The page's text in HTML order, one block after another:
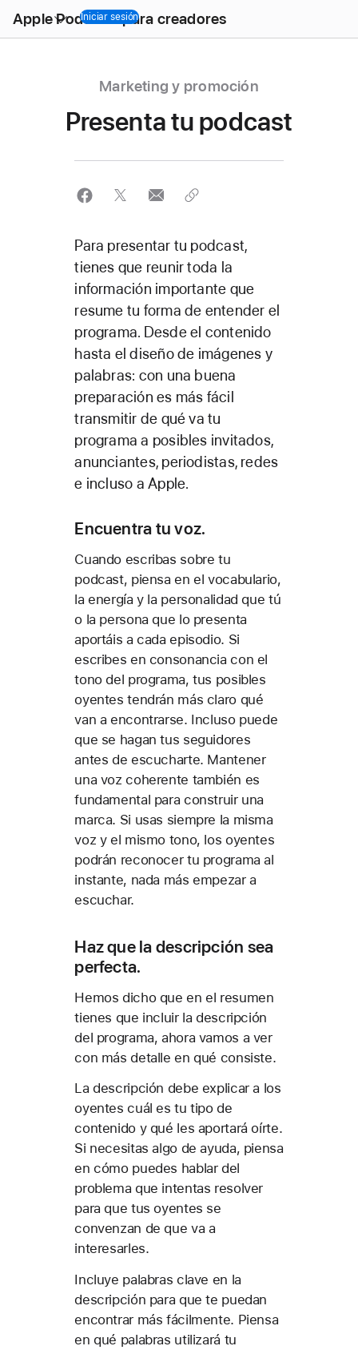
Apple Podcasts para creadores
Menu
Iniciar sesión
Marketing y promoción
Presenta tu podcast
Para presentar tu podcast,
tienes que reunir toda la
información importante que
resume tu forma de entender el
programa. Desde el contenido
hasta el diseño de imágenes y
palabras: con una buena
preparación es más fácil
transmitir de qué va tu
programa a posibles invitados,
anunciantes, periodistas, redes
e incluso a Apple.
Encuentra tu voz.
Cuando escribas sobre tu
podcast, piensa en el vocabulario,
la energía y la personalidad que tú
o la persona que lo presenta
aportáis a cada episodio. Si
escribes en consonancia con el
tono del programa, tus posibles
oyentes tendrán más claro qué
van a encontrarse. Incluso puede
que se hagan tus seguidores
antes de escucharte. Mantener
una voz coherente también es
fundamental para construir una
marca. Si usas siempre la misma
voz y el mismo tono, los oyentes
podrán reconocer tu programa al
instante, nada más empezar a
escuchar.
Haz que la descripción sea
perfecta.
Hemos dicho que en el resumen
tienes que incluir la descripción
del programa, ahora vamos a ver
con más detalle en qué consiste.
La descripción debe explicar a los
oyentes cuál es tu tipo de
contenido y qué les aportará oírte.
Si necesitas algo de ayuda, piensa
en cómo puedes hablar del
problema que intentas resolver
para que tus oyentes se
convenzan de que va a
interesarles.
Incluye palabras clave en la
descripción para que te puedan
encontrar más fácilmente. Piensa
en qué palabras utilizará tu